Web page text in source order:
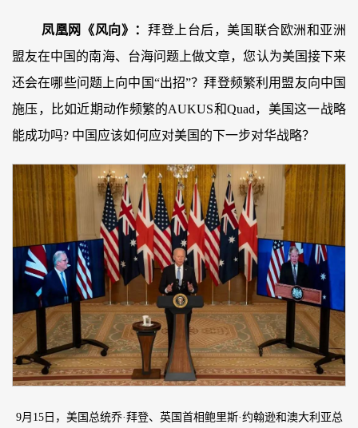
凤凰网《风向》： 拜登上台后，美国联合欧洲和亚洲
盟友在中国的南海、台海问题上做文章，您认为美国接下来
还会在哪些问题上向中国“出招”？拜登频繁利用盟友向中国
施压，比如近期动作频繁的AUKUS和Quad，美国这一战略
能成功吗? 中国应该如何应对美国的下一步对华战略？
9月15日，美国总统乔·拜登、英国首相鲍里斯·约翰逊和澳大利亚总